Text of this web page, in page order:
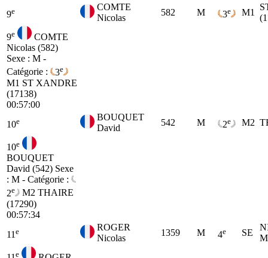
9e
COMTE
Nicolas
582 M 3e M1
9e
COMTE
Nicolas (582)
Sexe : M -
Catégorie :
3e
M1 ST XANDRE
(17138)
00:57:00
10e
BOUQUET
David
542 M 2e M2
10e
BOUQUET
David (542) Sexe
: M - Catégorie :
2e M2 THAIRE
(17290)
00:57:34
11 e
ROGER
Nicolas
1359 M 4e SE
e